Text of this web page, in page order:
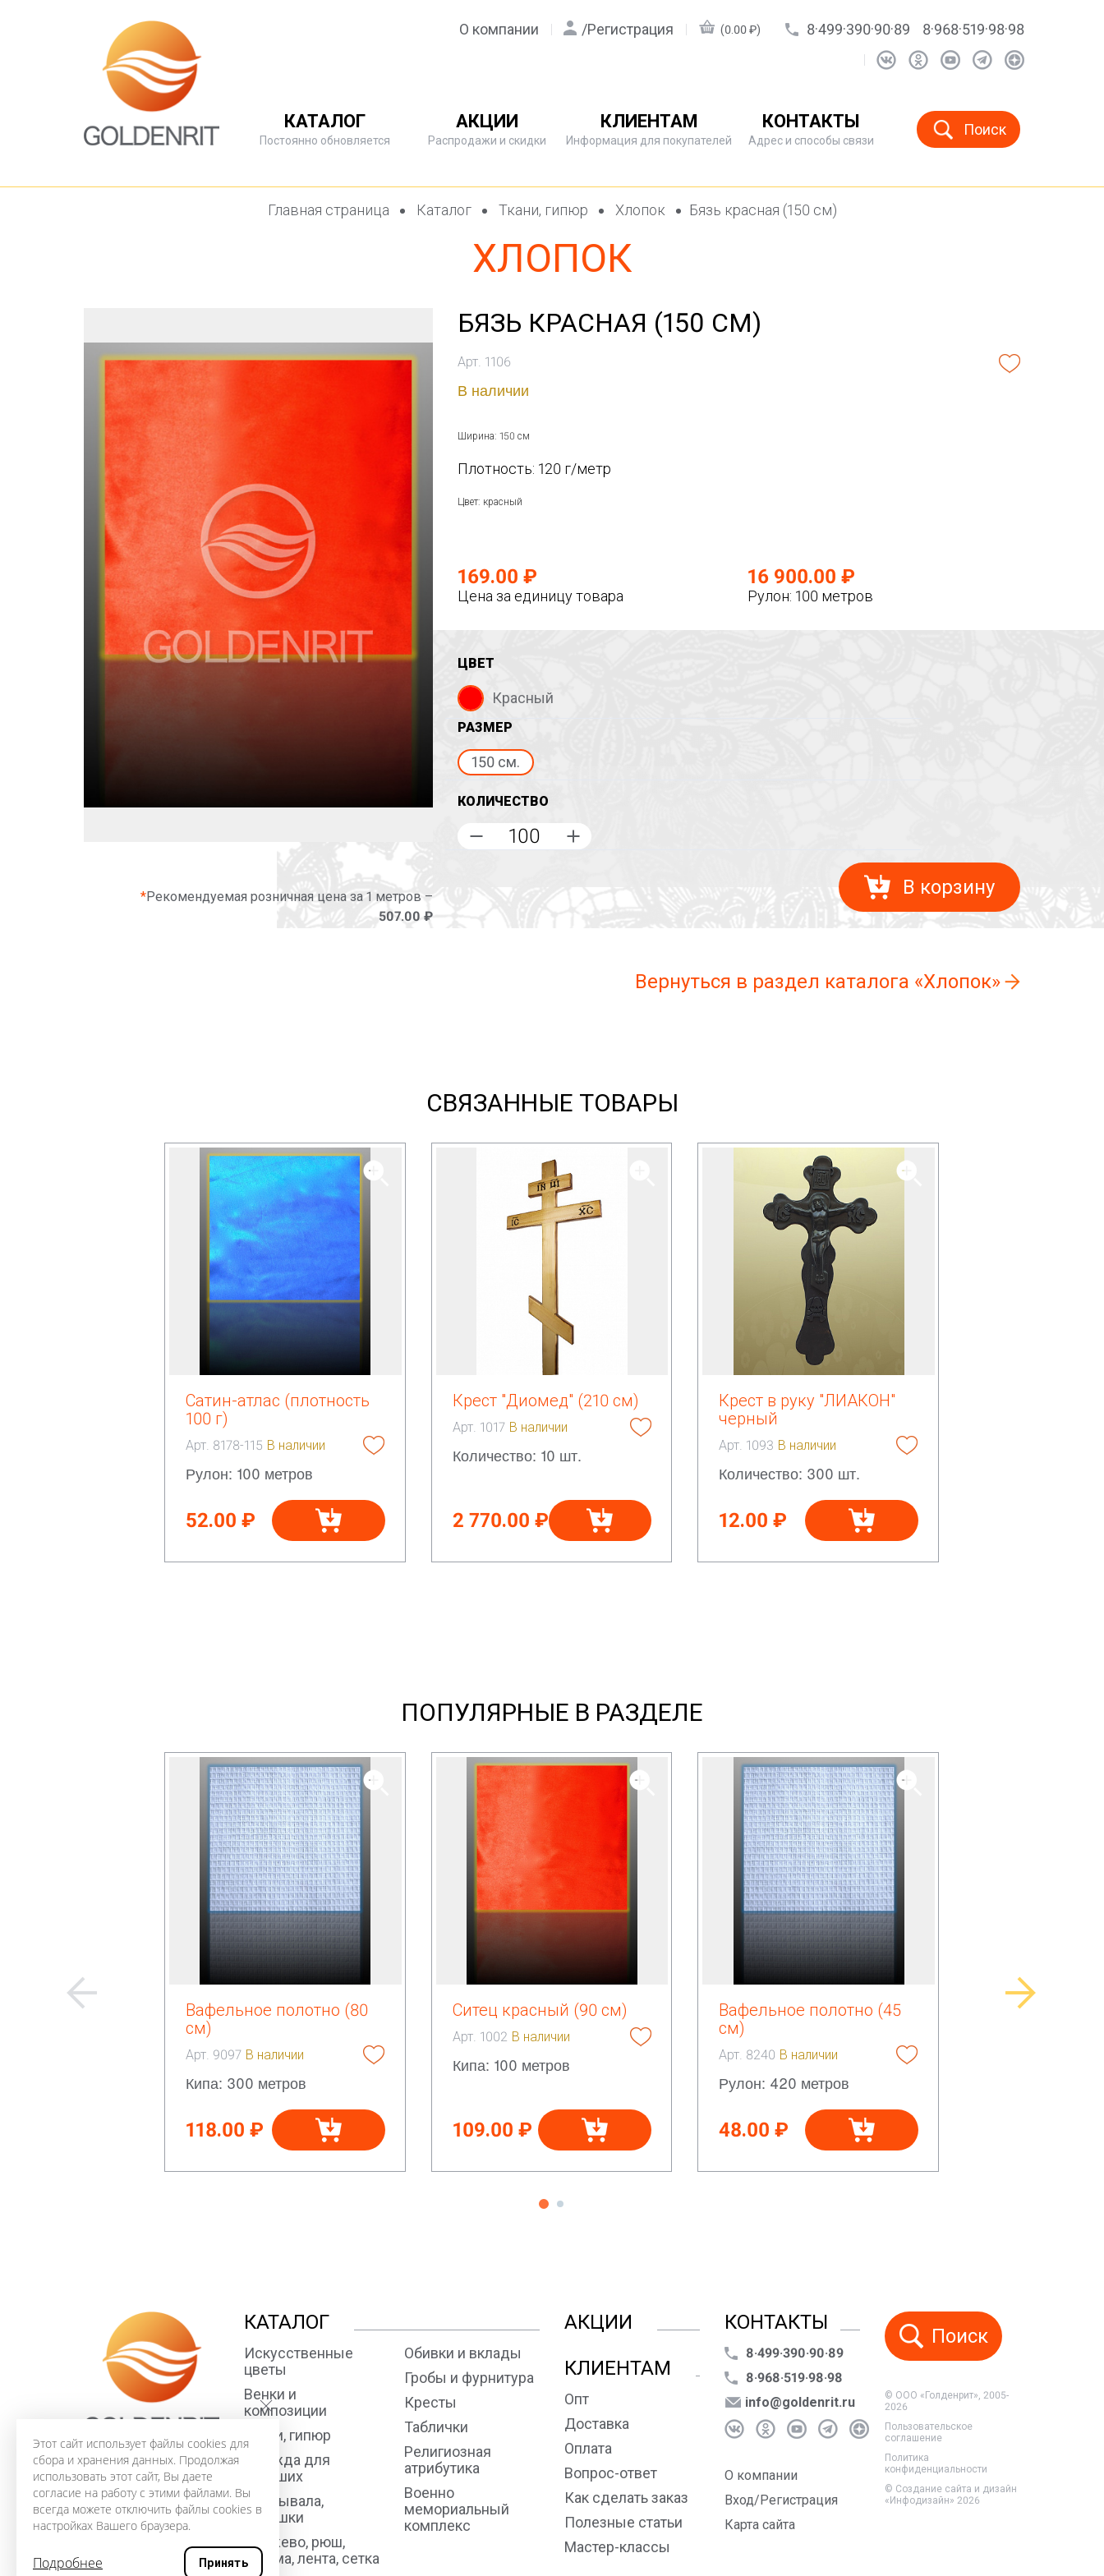
О компании /Регистрация (0.00 ₽) 8·499·390·90·89 8·968·519·98·98
КАТАЛОГ
Постоянно обновляется
АКЦИИ
Распродажи и скидки
КЛИЕНТАМ
Информация для покупателей
КОНТАКТЫ
Адрес и способы связи
Поиск
Главная страница Каталог Ткани, гипюр Хлопок Бязь красная (150 см)
ХЛОПОК
*Рекомендуемая розничная цена за 1 метров –
507.00 ₽
БЯЗЬ КРАСНАЯ (150 СМ)
Арт. 1106
В наличии
Ширина: 150 см
Плотность: 120 г/метр
Цвет: красный
169.00 ₽
Цена за единицу товара
16 900.00 ₽
Рулон: 100 метров
ЦВЕТ
Красный
РАЗМЕР
150 см.
КОЛИЧЕСТВО
В корзину
Вернуться в раздел каталога «Хлопок»
СВЯЗАННЫЕ ТОВАРЫ
Сатин-атлас (плотность
100 г)
Арт. 8178-115 В наличии
Рулон: 100 метров
52.00 ₽
Крест "Диомед" (210 см)
Арт. 1017 В наличии
Количество: 10 шт.
2 770.00 ₽
Крест в руку "ЛИАКОН"
черный
Арт. 1093 В наличии
Количество: 300 шт.
12.00 ₽
ПОПУЛЯРНЫЕ В РАЗДЕЛЕ
Вафельное полотно (80
см)
Арт. 9097 В наличии
Кипа: 300 метров
118.00 ₽
Ситец красный (90 см)
Арт. 1002 В наличии
Кипа: 100 метров
109.00 ₽
Вафельное полотно (45
см)
Арт. 8240 В наличии
Рулон: 420 метров
48.00 ₽
КАТАЛОГ
Искусственные
цветы
Венки и
композиции
Ткани, гипюр
Одежда для
усопших
Покрывала,
подушки
Кружево, рюш,
тесьма, лента, сетка
Обивки и вклады
Гробы и фурнитура
Кресты
Таблички
Религиозная
атрибутика
Военно
мемориальный
комплекс
АКЦИИ
КЛИЕНТАМ
Опт
Доставка
Оплата
Вопрос-ответ
Как сделать заказ
Полезные статьи
Мастер-классы
КОНТАКТЫ
8·499·390·90·89
8·968·519·98·98
info@goldenrit.ru
О компании
Вход/Регистрация
Карта сайта
Поиск
© ООО «Голденрит», 2005-
2026
Пользовательское
соглашение
Политика
конфиденциальности
© Создание сайта и дизайн
«Инфодизайн» 2026
Этот сайт использует файлы cookies для
сбора и хранения данных. Продолжая
использовать этот сайт, Вы даете
согласие на работу с этими файлами. Вы
всегда можете отключить файлы cookies в
настройках Вашего браузера.
Подробнее Принять